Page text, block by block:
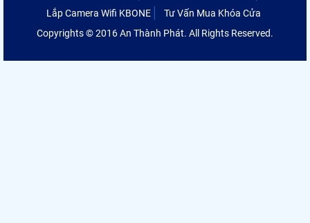
Lắp Camera Wifi KBONE
Tư Vấn Mua Khóa Cửa
Copyrights © 2016 An Thành Phát. All Rights Reserved.